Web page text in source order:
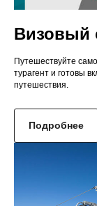
Визовый
Путешествуйте
турагент и готовы
путешествия.
Подробнее